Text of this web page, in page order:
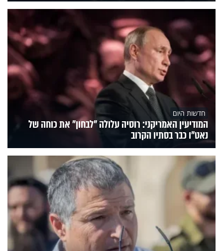
חדשות היום
המודיעין האמריקני: רוסיה עלולה "לבחון" את כוחה של
נאט"ו כבר בסתיו הקרוב